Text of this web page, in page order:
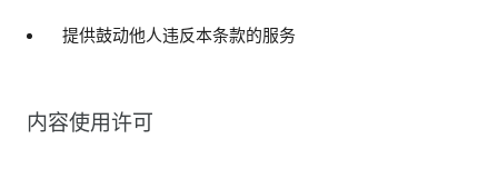
提供鼓动他人违反本条款的服务
内容使用许可